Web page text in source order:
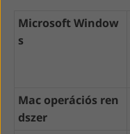
Microsoft Window
s
Mac operációs ren
dszer